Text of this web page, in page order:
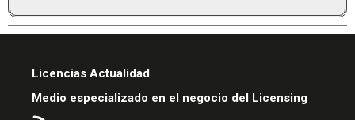
Licencias Actualidad
Medio especializado en el negocio del Licensing